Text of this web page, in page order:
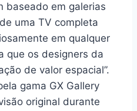
baseado em galerias
uma TV completa
em qualquer
que os designers da
de valor espacial”.
gama GX Gallery
original durante